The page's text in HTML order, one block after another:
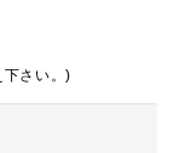
下さい。)